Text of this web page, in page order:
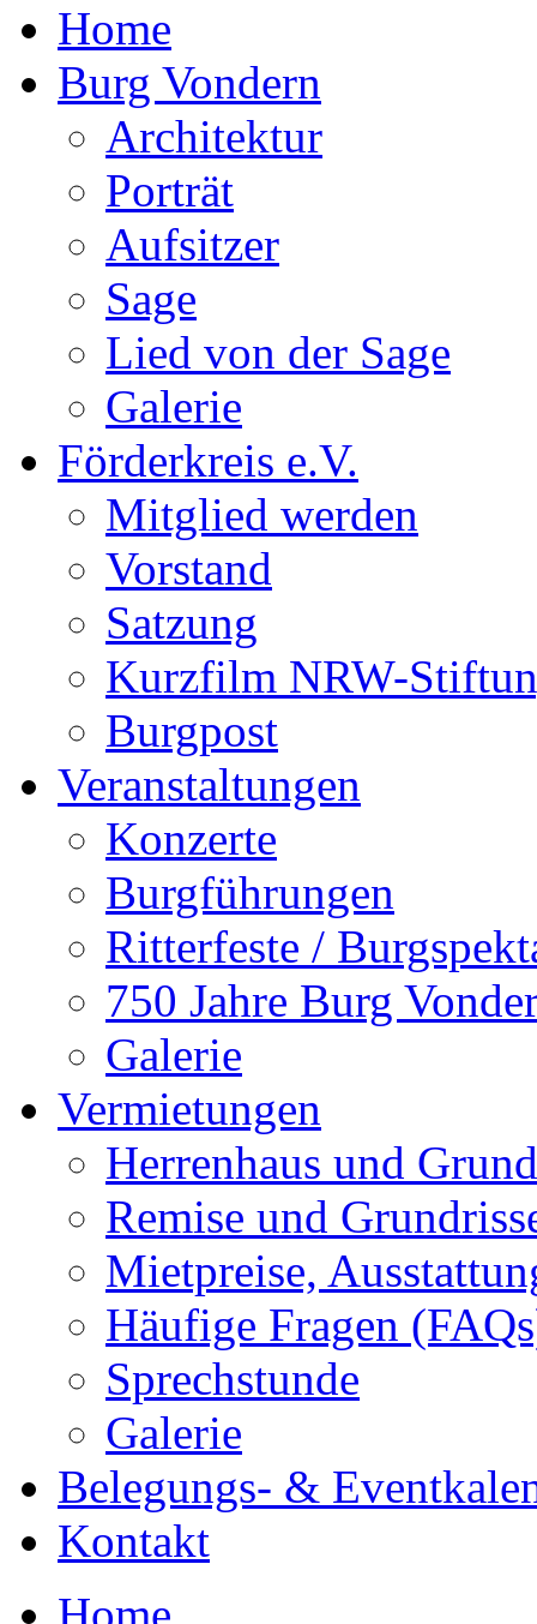
Home
Burg Vondern
Architektur
Porträt
Aufsitzer
Sage
Lied von der Sage
Galerie
Förderkreis e.V.
Mitglied werden
Vorstand
Satzung
Kurzfilm NRW-
Burgpost
Veranstaltungen
Konzerte
Burgführungen
Ritterfeste /
750 Jahre Burg
Galerie
Vermietungen
Herrenhaus und
Remise und
Mietpreise,
Häufige Fragen
Sprechstunde
Galerie
Belegungs- &
Kontakt
Home